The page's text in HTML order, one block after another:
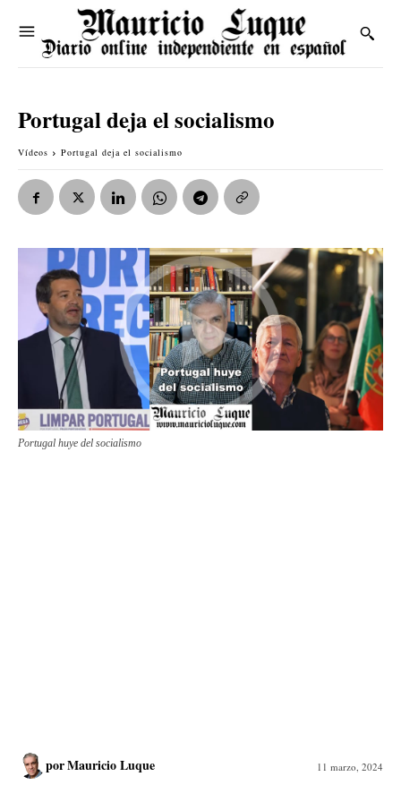
Portugal deja el socialismo
Vídeos Portugal deja el socialismo
Portugal huye del socialismo
porMauricio Luque 11 marzo, 2024